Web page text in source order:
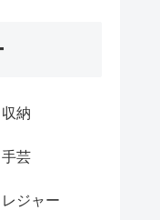
収納
手芸
レジャー